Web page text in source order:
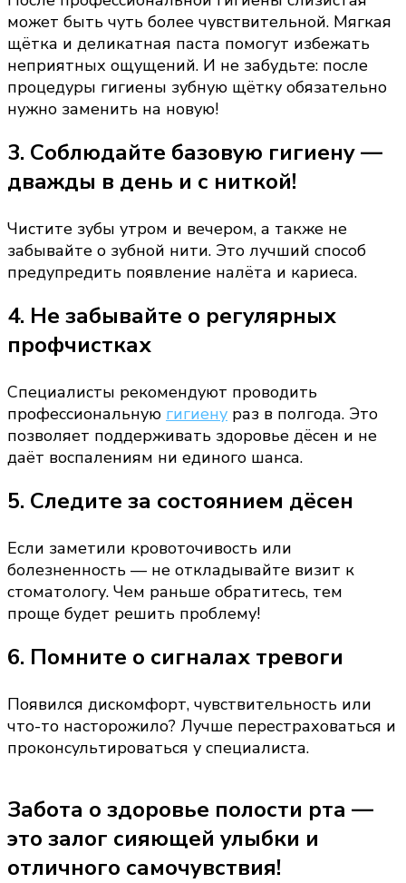
может быть чуть более чувствительной. Мягкая
щётка и деликатная паста помогут избежать
неприятных ощущений. И не забудьте: после
процедуры гигиены зубную щётку обязательно
нужно заменить на новую!
3. Соблюдайте базовую гигиену —
дважды в день и с ниткой!
Чистите зубы утром и вечером, а также не
забывайте о зубной нити. Это лучший способ
предупредить появление налёта и кариеса.
4. Не забывайте о регулярных
профчистках
Специалисты рекомендуют проводить
профессиональную гигиену раз в полгода. Это
позволяет поддерживать здоровье дёсен и не
даёт воспалениям ни единого шанса.
5. Следите за состоянием дёсен
Если заметили кровоточивость или
болезненность — не откладывайте визит к
стоматологу. Чем раньше обратитесь, тем
проще будет решить проблему!
6. Помните о сигналах тревоги
Появился дискомфорт, чувствительность или
что-то насторожило? Лучше перестраховаться и
проконсультироваться у специалиста.
Забота о здоровье полости рта —
это залог сияющей улыбки и
отличного самочувствия!